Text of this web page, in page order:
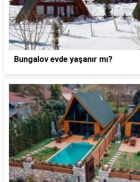
Bungalov evde yaşanır mı?